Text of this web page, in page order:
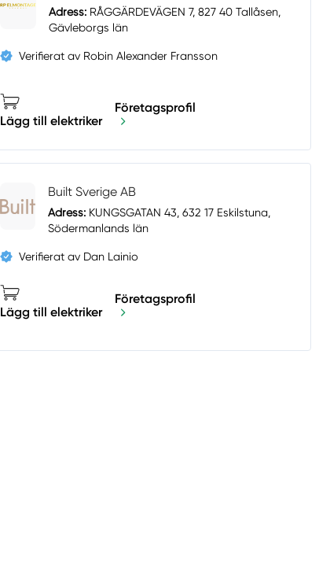
Adress:RÅGGÄRDEVÄGEN 7, 827 40 Tallåsen,
Gävleborgs län
Verifierat av Robin Alexander Fransson
Lägg till elektriker
Företagsprofil
Built Sverige AB
Adress:KUNGSGATAN 43, 632 17 Eskilstuna,
Södermanlands län
Verifierat av Dan Lainio
Lägg till elektriker
Företagsprofil